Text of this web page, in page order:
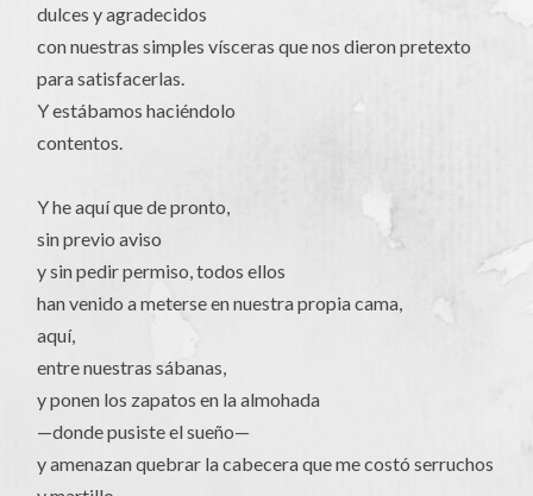
dulces y agradecidos
con nuestras simples vísceras que nos dieron pretexto
para satisfacerlas.
Y estábamos haciéndolo
contentos.
Y he aquí que de pronto,
sin previo aviso
y sin pedir permiso, todos ellos
han venido a meterse en nuestra propia cama,
aquí,
entre nuestras sábanas,
y ponen los zapatos en la almohada
—donde pusiste el sueño—
y amenazan quebrar la cabecera que me costó serruchos